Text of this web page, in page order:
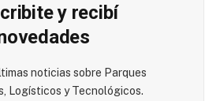
y recibí
noticias sobre Parques
Logísticos y Tecnológicos.